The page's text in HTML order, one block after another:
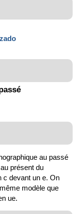
zado
au passé
présent du
c devant un e. On
modèle que
ue.